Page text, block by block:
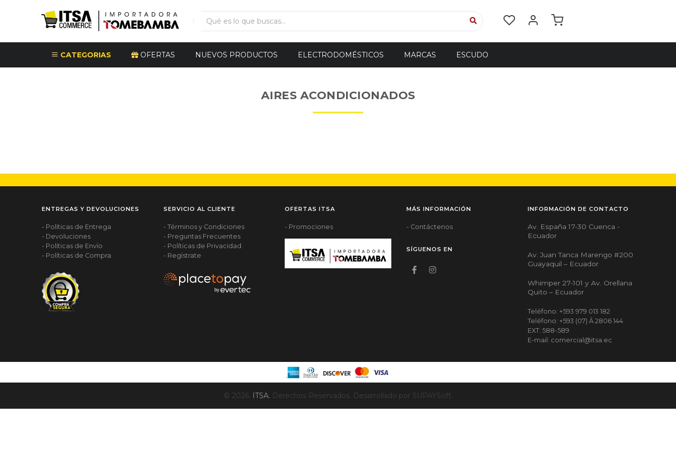
CATEGORIAS OFERTAS NUEVOS PRODUCTOS ELECTRODOMÉSTICOS MARCAS ESCUDO
AIRES ACONDICIONADOS
ENTREGAS Y DEVOLUCIONES
- Políticas de Entrega
- Devoluciones
- Políticas de Envío
- Políticas de Compra
SERVICIO AL CLIENTE
- Términos y Condiciones
- Preguntas Frecuentes
- Políticas de Privacidad
- Regístrate
OFERTAS ITSA
- Promociones
MÁS INFORMACIÓN
- Contáctenos
SÍGUENOS EN
INFORMACIÓN DE CONTACTO
Av. España 17-30 Cuenca -
Ecuador
Av. Juan Tanca Marengo #200
Guayaquil – Ecuador
Whimper 27-101 y Av. Orellana
Quito – Ecuador
Teléfono: +593 979 013 182
Teléfono: +593 (07) Â 2806 144
EXT: 588-589
E-mail: comercial@itsa.ec
© 2026. ITSA. Derechos Reservados. Desarrollado por SUPAYSoft.